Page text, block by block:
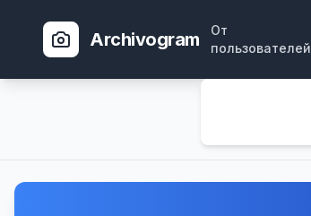
Archivogram
От
пользователей